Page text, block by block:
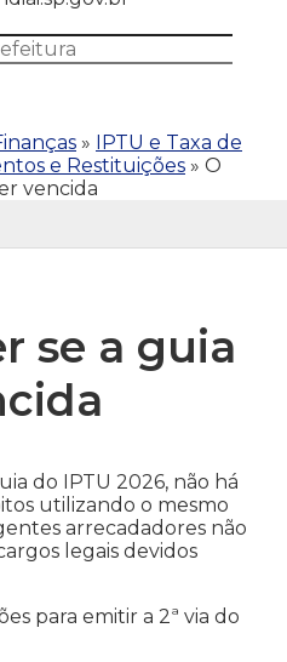
» IPTU e Taxa de
e Restituições » O
vencida
se a guia
do IPTU 2026, não há
utilizando o mesmo
arrecadadores não
legais devidos
para emitir a 2ª via do